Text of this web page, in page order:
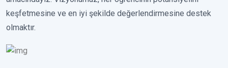
keşfetmesine ve en iyi şekilde değerlendirmesine destek
olmaktır.